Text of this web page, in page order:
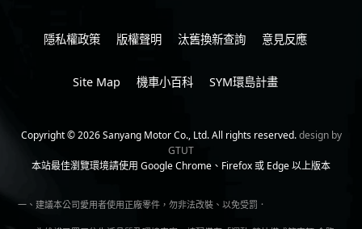
隱私權政策 版權聲明 汰舊換新查詢 意見反應
Site Map 機車小百科 SYM環島計畫
Copyright © 2026 Sanyang Motor Co., Ltd. All rights reserved.design by
GTUT
本站最佳瀏覽環境請使用 Google Chrome、Firefox 或 Edge 以上版本
一、建議本公司愛用者使用正廠零件，勿非法改裝、以免受罰．